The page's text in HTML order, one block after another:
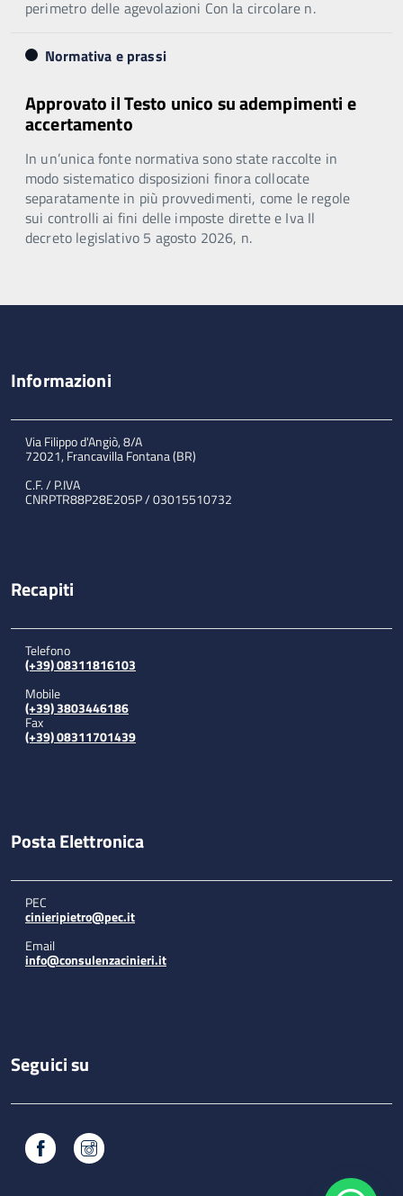
perimetro delle agevolazioni Con la circolare n.
Normativa e prassi
Approvato il Testo unico su adempimenti e
accertamento
In un’unica fonte normativa sono state raccolte in
modo sistematico disposizioni finora collocate
separatamente in più provvedimenti, come le regole
sui controlli ai fini delle imposte dirette e Iva Il
decreto legislativo 5 agosto 2026, n.
Informazioni
Via Filippo d'Angiò, 8/A
72021, Francavilla Fontana (BR)
C.F. / P.IVA
CNRPTR88P28E205P / 03015510732
Recapiti
Telefono
(+39) 08311816103
Mobile
(+39) 3803446186
Fax
(+39) 08311701439
Posta Elettronica
PEC
cinieripietro@pec.it
Email
info@consulenzacinieri.it
Seguici su
Facebook